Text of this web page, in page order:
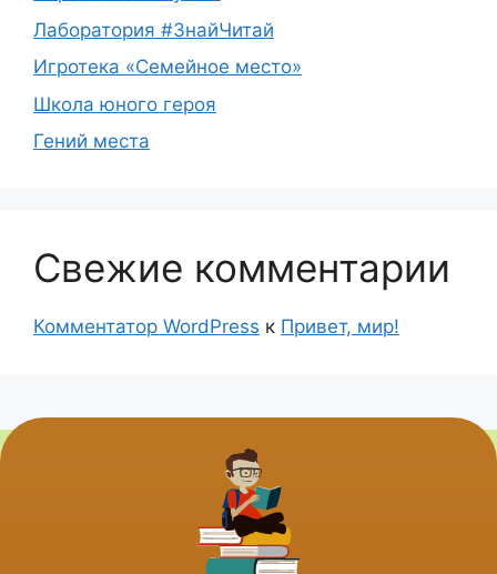
Лаборатория #ЗнайЧитай
Игротека «Семейное место»
Школа юного героя
Гений места
Свежие комментарии
Комментатор WordPress к Привет, мир!